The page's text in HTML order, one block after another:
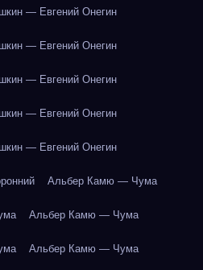
— Евгений Онегин
— Евгений Онегин
— Евгений Онегин
— Евгений Онегин
— Евгений Онегин
Альбер Камю — Чума
Альбер Камю — Чума
Альбер Камю — Чума